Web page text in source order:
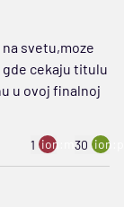
svetu,moze
gde cekaju titulu
u ovoj finalnoj
1 ion:minus
30